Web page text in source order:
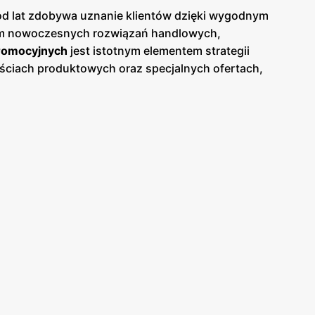
lat zdobywa uznanie klientów dzięki wygodnym
nowoczesnych rozwiązań handlowych,
jest istotnym elementem strategii
produktowych oraz specjalnych ofertach,
na bieżąco śledzić atrakcyjne oferty i korzystać z
takie jak aplikacja mobilna, która umożliwia
nowe produkty oraz regularnie aktualizując
produktów. Dzięki temu, klienci mogą liczyć
zrównoważonego rozwoju. Dzięki